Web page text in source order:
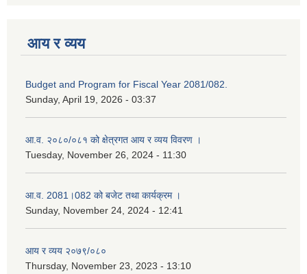
आय र व्यय
Budget and Program for Fiscal Year 2081/082.
Sunday, April 19, 2026 - 03:37
आ.व. २०८०/०८१ को क्षेत्रगत आय र व्यय विवरण ।
Tuesday, November 26, 2024 - 11:30
आ.व. 2081।082 को बजेट तथा कार्यक्रम ।
Sunday, November 24, 2024 - 12:41
आय र व्यय २०७९/०८०
Thursday, November 23, 2023 - 13:10